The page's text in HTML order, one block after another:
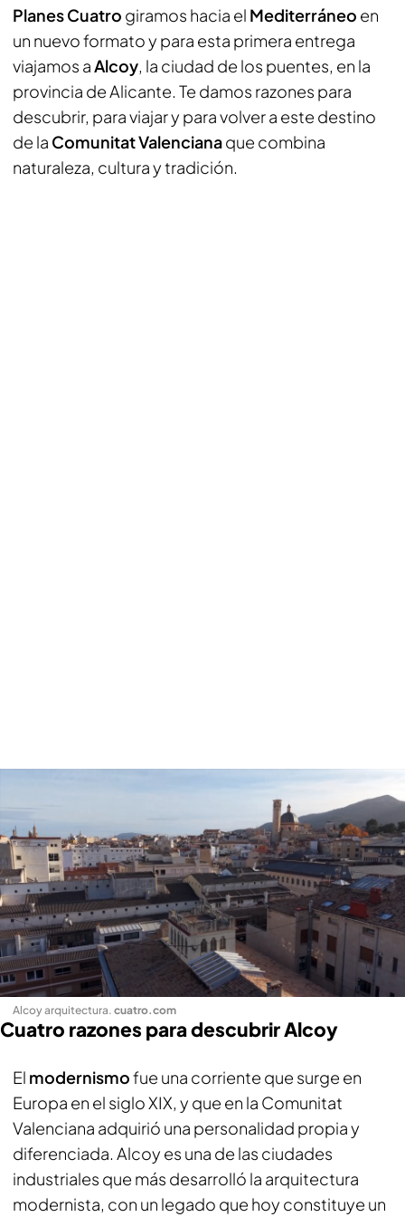
Planes Cuatro giramos hacia el Mediterráneo en
un nuevo formato y para esta primera entrega
viajamos aAlcoy, la ciudad de los puentes, en la
provincia de Alicante. Te damos razones para
descubrir, para viajar y para volver a este destino
de la Comunitat Valencianaque combina
naturaleza, cultura y tradición.
Alcoy arquitectura. cuatro.com
Cuatro razones para descubrir Alcoy
El modernismofue una corriente que surge en
Europa en el siglo XIX, y que en la Comunitat
Valenciana adquirió una personalidad propia y
diferenciada. Alcoy es una de las ciudades
industriales que más desarrolló la arquitectura
modernista, con un legado que hoy constituye un